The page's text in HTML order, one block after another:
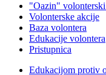
"Oazin" volonterski
Volonterske akcije
Baza volontera
Edukacije volontera
Pristupnica
Edukacijom protiv